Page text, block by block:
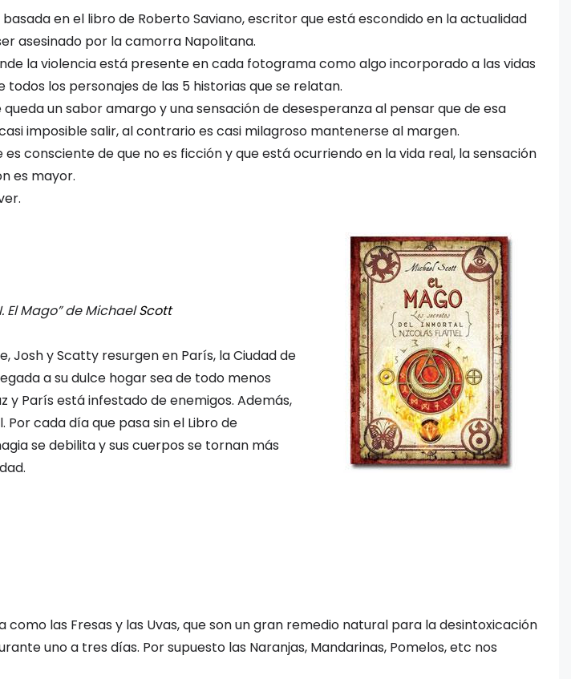
en el libro de Roberto Saviano, escritor que está escondido en la actualidad
asesinado por la camorra Napolitana.
la violencia está presente en cada fotograma como algo incorporado a las vidas
todos los personajes de las 5 historias que se relatan.
un sabor amargo y una sensación de desesperanza al pensar que de esa
imposible salir, al contrario es casi milagroso mantenerse al margen.
es consciente de que no es ficción y que está ocurriendo en la vida real, la sensación
es mayor.
El Mago” de MichaelScott
Josh y Scatty resurgen en París, la Ciudad de
a su dulce hogar sea de todo menos
y París está infestado de enemigos. Además,
cada día que pasa sin el Libro de
se debilita y sus cuerpos se tornan más
las Fresas y las Uvas, que son un gran remedio natural para la desintoxicación
uno a tres días. Por supuesto las Naranjas, Mandarinas, Pomelos, etc nos